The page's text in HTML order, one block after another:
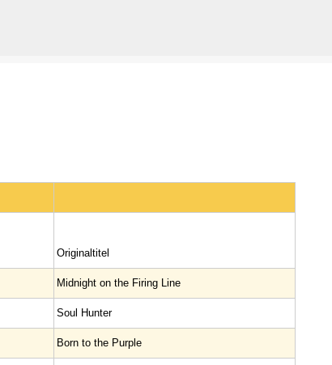
Original­titel
Midnight on the Firing Line
Soul Hunter
Born to the Purple